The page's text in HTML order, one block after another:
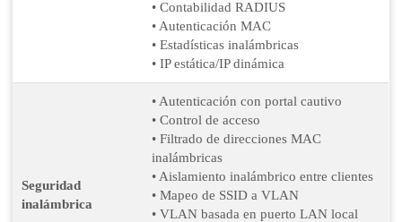
• Contabilidad RADIUS
• Autenticación MAC
• Estadísticas inalámbricas
• IP estática/IP dinámica
Seguridad
inalámbrica
• Autenticación con portal cautivo
• Control de acceso
• Filtrado de direcciones MAC
inalámbricas
• Aislamiento inalámbrico entre clientes
• Mapeo de SSID a VLAN
• VLAN basada en puerto LAN local